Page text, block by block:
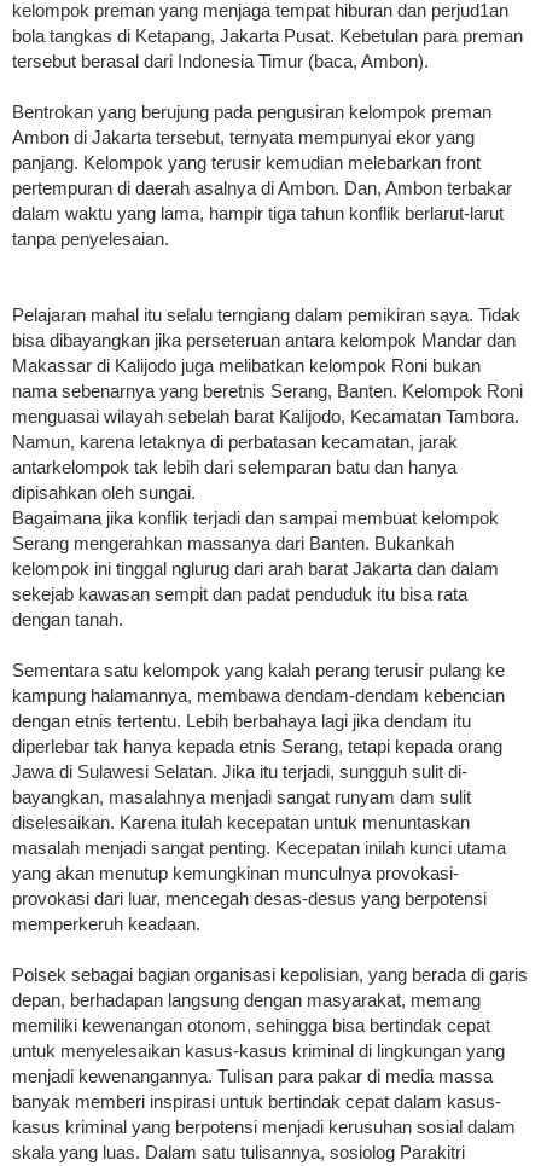
kelompok preman yang menjaga tempat hiburan dan perjud1an
bola tangkas di Ketapang, Jakarta Pusat. Kebetulan para preman
tersebut berasal dari Indonesia Timur (baca, Ambon).
Bentrokan yang berujung pada pengusiran kelompok preman
Ambon di Jakarta tersebut, ternyata mempunyai ekor yang
panjang. Kelompok yang terusir kemudian melebarkan front
pertempuran di daerah asalnya di Ambon. Dan, Ambon terbakar
dalam waktu yang lama, hampir tiga tahun konflik berlarut-larut
tanpa penyelesaian.
Pelajaran mahal itu selalu terngiang dalam pemikiran saya. Tidak
bisa dibayangkan jika perseteruan antara kelompok Mandar dan
Makassar di Kalijodo juga melibatkan kelompok Roni bukan
nama sebenarnya yang beretnis Serang, Banten. Kelompok Roni
menguasai wilayah sebelah barat Kalijodo, Kecamatan Tambora.
Namun, karena letaknya di perbatasan kecamatan, jarak
antarkelompok tak lebih dari selemparan batu dan hanya
dipisahkan oleh sungai.
Bagaimana jika konflik terjadi dan sampai membuat kelompok
Serang mengerahkan massanya dari Banten. Bukankah
kelompok ini tinggal nglurug dari arah barat Jakarta dan dalam
sekejab kawasan sempit dan padat penduduk itu bisa rata
dengan tanah.
Sementara satu kelompok yang kalah perang terusir pulang ke
kampung halamannya, membawa dendam-dendam kebencian
dengan etnis tertentu. Lebih berbahaya lagi jika dendam itu
diperlebar tak hanya kepada etnis Serang, tetapi kepada or­ang
Jawa di Sulawesi Selatan. Jika itu terjadi, sungguh sulit di-
bayangkan, masalahnya menjadi sangat runyam dam sulit
diselesaikan. Karena itulah kecepatan untuk menuntaskan
masalah menjadi sangat penting. Kecepatan inilah kunci utama
yang akan menutup kemungkinan munculnya provokasi-
provokasi dari luar, mencegah desas-desus yang berpotensi
memperkeruh keadaan.
Polsek sebagai bagian organisasi kepolisian, yang berada di garis
depan, berhadapan langsung dengan masyarakat, memang
memiliki kewenangan otonom, sehingga bisa bertindak cepat
untuk menyelesaikan kasus-kasus kriminal di lingkungan yang
menjadi kewenangannya. Tulisan para pakar di media massa
banyak memberi inspirasi untuk bertindak cepat dalam kasus-
kasus kriminal yang berpotensi menjadi kerusuhan sosial dalam
skala yang luas. Dalam satu tulisannya, sosiolog Parakitri